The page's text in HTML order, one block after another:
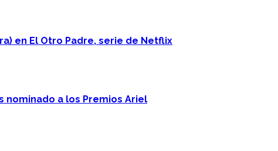
en El Otro Padre, serie de Netflix
nominado a los Premios Ariel